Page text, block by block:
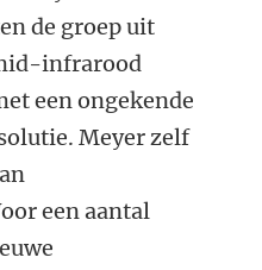
de groep uit
infrarood
een ongekende
Meyer zelf
een aantal